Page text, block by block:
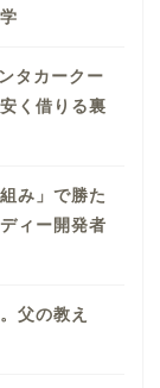
タカークー
く借りる裏
み」で勝た
ィー開発者
父の教え